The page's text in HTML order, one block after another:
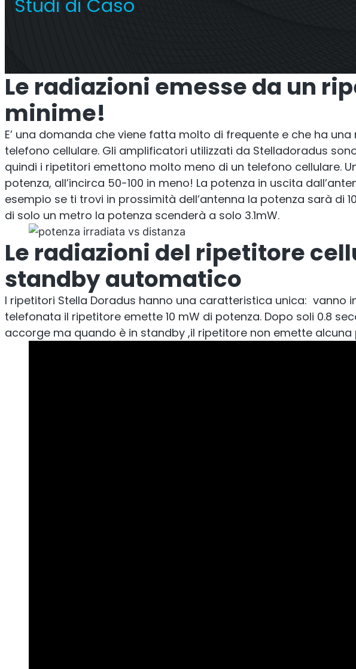
Ripetitore commerciale
multioperatore
Sentinel
Monitor del rumore del segnale
Ripetitore
Regno Unito e
Ripetitore
Studi di Caso
Le radiazioni emesse da un
minime!
E’ una domanda che viene fatta molto di frequente e che ha
telefono cellulare. Gli amplificatori utilizzati da Stelladoradus
quindi i ripetitori emettono molto meno di un telefono cellulare.
potenza, all’incirca 50-100 in meno! La potenza in uscita
esempio se ti trovi in prossimità dell’antenna la potenza sarà di
di solo un metro la potenza scenderà a solo 3.1mW.
Le radiazioni del ripetitore
standby automatico
I ripetitori Stella Doradus hanno una caratteristica unica:
telefonata il ripetitore emette 10 mW di potenza. Dopo soli 0.8
accorge ma quando è in standby ,il ripetitore non emette alcuna